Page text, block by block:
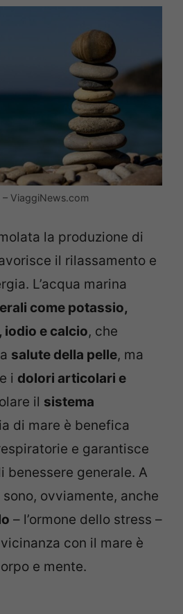
ViaggiNews.com
la produzione di
il rilassamento e
L’acqua marina
come potassio,
iodio e calcio, che
salute della pelle, ma
i dolori articolari e
il sistema
di mare è benefica
e garantisce
benessere generale. A
ovviamente, anche
– l’ormone dello stress –
con il mare è
e mente.